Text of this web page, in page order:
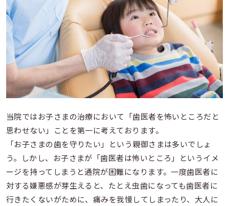
当院ではお子さまの治療において「歯医者を怖いところだと
思わせない」ことを第一に考えております。
「お子さまの歯を守りたい」という親御さまは多いでしょ
う。しかし、お子さまが「歯医者は怖いところ」というイメ
ージを持ってしまうと通院が困難になります。一度歯医者に
対する嫌悪感が芽生えると、たとえ虫歯になっても歯医者に
行きたくないがために、痛みを我慢してしまったり、大人に